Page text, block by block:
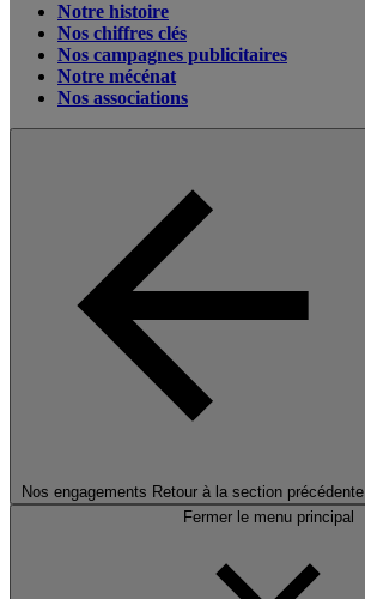
Notre histoire
Nos chiffres clés
Nos campagnes publicitaires
Notre mécénat
Nos associations
Nos engagements Retour à la section précédente
Fermer le menu principal